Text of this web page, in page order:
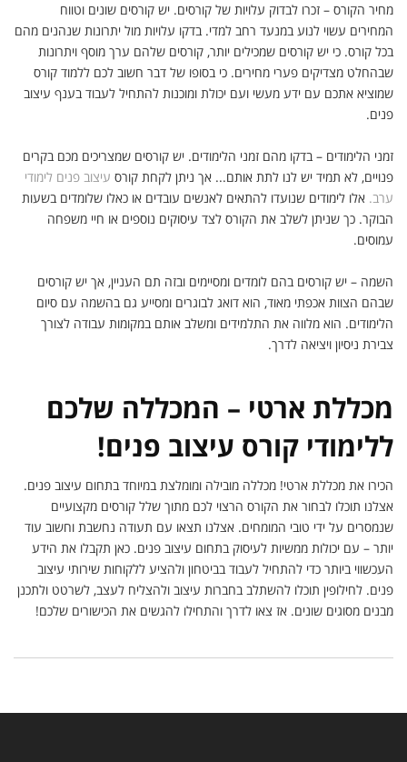
מחיר הקורס – זכרו לבדוק עלויות של קורסים. יש קורסים שונים וטווח
המחירים עשוי לנוע במנעד רחב למדי. בדקו עלויות מול יתרונות שנהנים מהם
בכל קורס. כי יש קורסים שמכילים יותר, קורסים שלהם ערך מוסף ויתרונות
שבהחלט מצדיקים פערי מחירים. כי בסופו של דבר חשוב לכם ללמוד קורס
שמוציא אתכם עם ידע מעשי ועם יכולת ומוכנות להתחיל לעבוד בענף עיצוב
פנים.
זמני הלימודים – בדקו מהם זמני הלימודים. יש קורסים שמצריכים מכם בקרים
פנויים, לא תמיד יש לנו לתת אותם... אך ניתן לקחת קורס עיצוב פנים לימודי
ערב. אלו לימודים שנועדו להתאים לאנשים עובדים או כאלו שלומדים בשעות
הבוקר. כך שניתן לשלב את הקורס לצד עיסוקים נוספים או חיי משפחה
עמוסים.
השמה – יש קורסים בהם לומדים ומסיימים ובזה תם העניין, אך יש קורסים
שבהם הצוות אכפתי מאוד, הוא דואג לבוגרים ומסייע גם בהשמה עם סיום
הלימודים. הוא מלווה את התלמידים ומשלב אותם במקומות עבודה לצורך
צבירת ניסיון ויציאה לדרך.
מכללת ארטי – המכללה שלכם
ללימודי קורס עיצוב פנים!
הכירו את מכללת ארטי! מכללה מובילה ומומלצת במיוחד בתחום עיצוב פנים.
אצלנו תוכלו לבחור את הקורס הרצוי לכם מתוך שלל קורסים מקצועיים
שנמסרים על ידי טובי המומחים. אצלנו תצאו עם תעודה נחשבת וחשוב עוד
יותר – עם יכולות ממשיות לעיסוק בתחום עיצוב פנים. כאן תקבלו את הידע
העכשווי ביותר כדי להתחיל לעבוד בביטחון ולהציע ללקוחות שירותי עיצוב
פנים. לחילופין תוכלו להשתלב בחברות עיצוב ולהצליח לעצב, לשרטט ולתכנן
מבנים מסוגים שונים. אז צאו לדרך והתחילו להגשים את הכישורים שלכם!